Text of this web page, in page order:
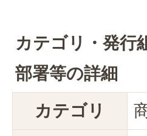
カテゴリ・発行
部署等の詳細
カテゴリ